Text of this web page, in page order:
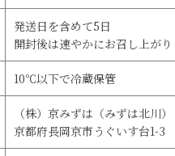
発送日を含めて5日
開封後は速やかにお召し上が
10℃以下で冷蔵保管
（株）京みずは（みずは北川）
京都府長岡京市うぐいす台1-3